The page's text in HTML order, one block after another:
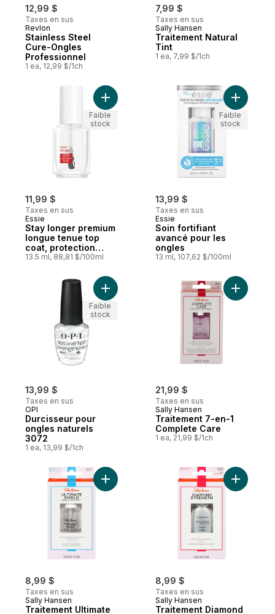
12,99 $
Taxes en sus
Revlon
Stainless Steel
Cure-Ongles
Professionnel
1 ea, 12,99 $/1ch
7,99 $
Taxes en sus
Sally Hansen
Traitement Natural
Tint
1 ea, 7,99 $/1ch
11,99 $
Taxes en sus
Essie
Stay longer premium
longue tenue top
coat, protection
contre les éclats,
13.5 ml, 88,81 $/100ml
Ajouter Stay longer premium longue
Faible
stock
13,99 $
Taxes en sus
Essie
Soin fortifiant
avancé pour les
ongles
13 ml, 107,62 $/100ml
Ajouter
Faible
stock
13,99 $
Taxes en sus
OPI
Durcisseur pour
ongles naturels
3072
1 ea, 13,99 $/1ch
Ajouter Durcisseur pour ongles naturels
Faible
stock
21,99 $
Taxes en sus
Sally Hansen
Traitement 7-en-1
Complete Care
1 ea, 21,99 $/1ch
Ajouter
8,99 $
Taxes en sus
Sally Hansen
Traitement Ultimate
Ajouter Traitement Ultimate Shield au
8,99 $
Taxes en sus
Sally Hansen
Traitement Diamond
Ajouter